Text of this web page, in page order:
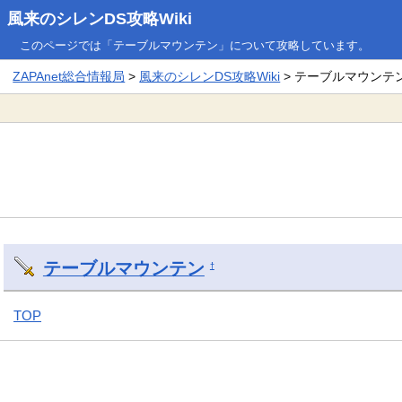
風来のシレンDS攻略Wiki
このページでは「テーブルマウンテン」について攻略しています。
ZAPAnet総合情報局 > 風来のシレンDS攻略Wiki > テーブルマウンテ
テーブルマウンテン †
TOP